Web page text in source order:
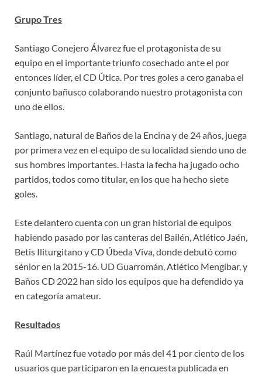
Grupo Tres
Santiago Conejero Álvarez fue el protagonista de su
equipo en el importante triunfo cosechado ante el por
entonces líder, el CD Útica. Por tres goles a cero ganaba el
conjunto bañusco colaborando nuestro protagonista con
uno de ellos.
Santiago, natural de Baños de la Encina y de 24 años, juega
por primera vez en el equipo de su localidad siendo uno de
sus hombres importantes. Hasta la fecha ha jugado ocho
partidos, todos como titular, en los que ha hecho siete
goles.
Este delantero cuenta con un gran historial de equipos
habiendo pasado por las canteras del Bailén, Atlético Jaén,
Betis Iliturgitano y CD Úbeda Viva, donde debutó como
sénior en la 2015-16. UD Guarromán, Atlético Mengíbar, y
Baños CD 2022 han sido los equipos que ha defendido ya
en categoría amateur.
Resultados
Raúl Martínez fue votado por más del 41 por ciento de los
usuarios que participaron en la encuesta publicada en